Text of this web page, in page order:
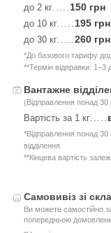
до 2 кг 150 грн
до 10 кг 195 грн
до 30 кг 260 грн
*До базового тарифу
**Термін відправки: 1–3
Вантажне
(Відправлення понад 30
Вартість за 1 кг
*Відправлення понад
відділення.
**Кінцева вартість
Самовивіз зі
Ви можете самостійно
попередньою